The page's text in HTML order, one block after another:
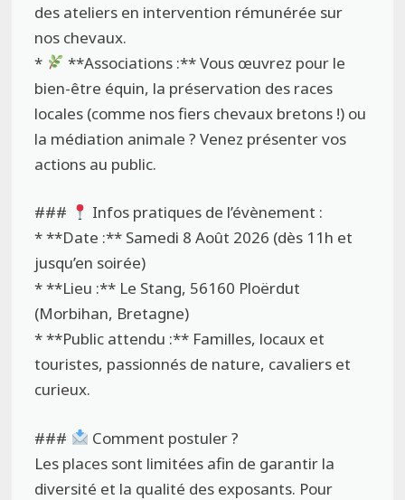
des ateliers en intervention rémunérée sur
nos chevaux.
*
**Associations :** Vous œuvrez pour le
bien-être équin, la préservation des races
locales (comme nos fiers chevaux bretons !) ou
la médiation animale ? Venez présenter vos
actions au public.
###
Infos pratiques de l’évènement :
* **Date :** Samedi 8 Août 2026 (dès 11h et
jusqu’en soirée)
* **Lieu :** Le Stang, 56160 Ploërdut
(Morbihan, Bretagne)
* **Public attendu :** Familles, locaux et
touristes, passionnés de nature, cavaliers et
curieux.
###
Comment postuler ?
Les places sont limitées afin de garantir la
diversité et la qualité des exposants. Pour